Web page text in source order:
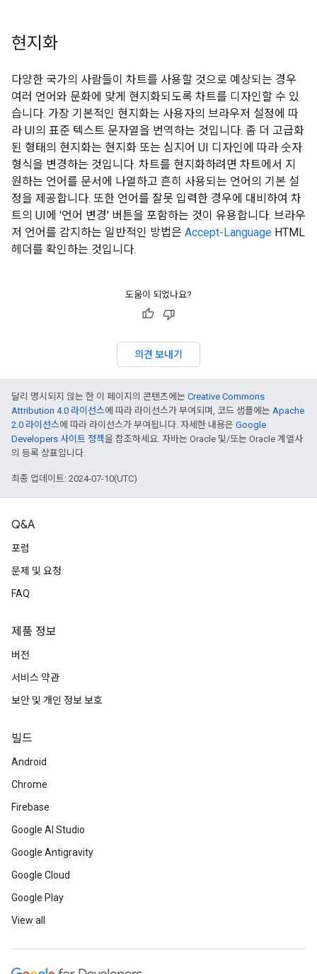
현지화
다양한 국가의 사람들이 차트를 사용할 것으로 예상되는 경우
여러 언어와 문화에 맞게 현지화되도록 차트를 디자인할 수 있
습니다. 가장 기본적인 현지화는 사용자의 브라우저 설정에 따
라 UI의 표준 텍스트 문자열을 번역하는 것입니다. 좀 더 고급화
된 형태의 현지화는 현지화 또는 심지어 UI 디자인에 따라 숫자
형식을 변경하는 것입니다. 차트를 현지화하려면 차트에서 지
원하는 언어를 문서에 나열하고 흔히 사용되는 언어의 기본 설
정을 제공합니다. 또한 언어를 잘못 입력한 경우에 대비하여 차
트의 UI에 '언어 변경' 버튼을 포함하는 것이 유용합니다. 브라우
저 언어를 감지하는 일반적인 방법은 Accept-Language HTML
헤더를 확인하는 것입니다.
도움이 되었나요?
의견 보내기
달리 명시되지 않는 한 이 페이지의 콘텐츠에는 Creative Commons
Attribution 4.0 라이선스에 따라 라이선스가 부여되며, 코드 샘플에는 Apache
2.0 라이선스에 따라 라이선스가 부여됩니다. 자세한 내용은 Google
Developers 사이트 정책을 참조하세요. 자바는 Oracle 및/또는 Oracle 계열사
의 등록 상표입니다.
최종 업데이트: 2024-07-10(UTC)
Q&A
포럼
문제 및 요청
FAQ
제품 정보
버전
서비스 약관
보안 및 개인 정보 보호
빌드
Android
Chrome
Firebase
Google AI Studio
Google Antigravity
Google Cloud
Google Play
View all